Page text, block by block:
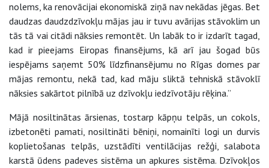
nolems, ka renovācijai ekonomiskā ziņā nav nekādas jēgas. Bet
daudzas daudzdzīvokļu mājas jau ir tuvu avārijas stāvoklim un
tās tā vai citādi nāksies remontēt. Un labāk to ir izdarīt tagad,
kad ir pieejams Eiropas finansējums, kā arī jau šogad būs
iespējams saņemt 50% līdzfinansējumu no Rīgas domes par
mājas remontu, nekā tad, kad māju sliktā tehniskā stāvoklī
nāksies sakārtot pilnībā uz dzīvokļu iedzīvotāju rēķina.”
Mājā nosiltinātas ārsienas, tostarp kāpņu telpās, un cokols,
izbetonēti pamati, nosiltināti bēniņi, nomainīti logi un durvis
koplietošanas telpās, uzstādīti ventilācijas režģi, salabota
karstā ūdens padeves sistēma un apkures sistēma. Dzīvokļos